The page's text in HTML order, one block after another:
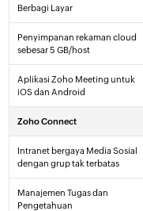
Berbagi Layar
Penyimpanan rekaman cloud
sebesar 5 GB/host
Aplikasi Zoho Meeting untuk
iOS dan Android
Zoho Connect
Intranet bergaya Media Sosial
dengan grup tak terbatas
Manajemen Tugas dan
Pengetahuan